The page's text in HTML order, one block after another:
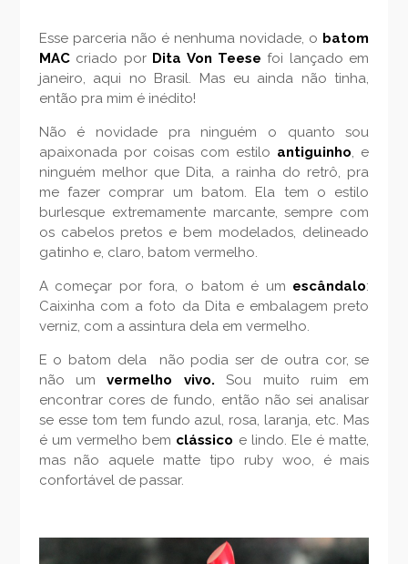
Esse parceria não é nenhuma novidade, o batom
MACcriado por Dita Von Teese foi lançado em
janeiro, aqui no Brasil. Mas eu ainda não tinha,
então pra mim é inédito!
Não é novidade pra ninguém o quanto sou
apaixonada por coisas com estilo antiguinho, e
ninguém melhor que Dita, a rainha do retrô, pra
me fazer comprar um batom. Ela tem o estilo
burlesque extremamente marcante, sempre com
os cabelos pretos e bem modelados, delineado
gatinho e, claro, batom vermelho.
A começar por fora, o batom é um escândalo:
Caixinha com a foto da Dita e embalagem preto
verniz, com a assintura dela em vermelho.
E o batom dela não podia ser de outra cor, se
não umvermelho vivo. Sou muito ruim em
encontrar cores de fundo, então não sei analisar
se esse tom tem fundo azul, rosa, laranja, etc. Mas
é um vermelho bem clássico e lindo. Ele é matte,
mas não aquele matte tipo ruby woo, é mais
confortável de passar.